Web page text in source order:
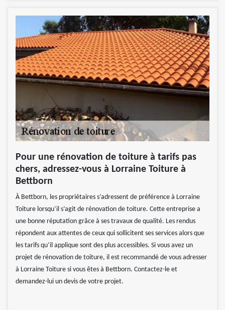
Pour une rénovation de toiture à tarifs pas
chers, adressez-vous à Lorraine Toiture à
Bettborn
À Bettborn, les propriétaires s’adressent de préférence à Lorraine
Toiture lorsqu’il s’agit de rénovation de toiture. Cette entreprise a
une bonne réputation grâce à ses travaux de qualité. Les rendus
répondent aux attentes de ceux qui sollicitent ses services alors que
les tarifs qu’il applique sont des plus accessibles. Si vous avez un
projet de rénovation de toiture, il est recommandé de vous adresser
à Lorraine Toiture si vous êtes à Bettborn. Contactez-le et
demandez-lui un devis de votre projet.